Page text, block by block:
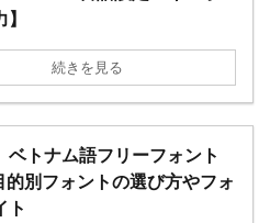
続きを見る
ベトナム語フリーフォント
的別フォントの選び方やフォ
ト